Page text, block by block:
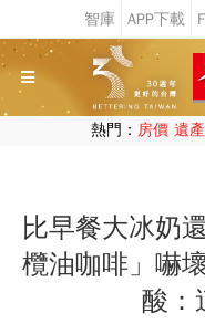
熱門： 房價 遺
比早餐大冰奶
欖油咖啡」嚇
酸：